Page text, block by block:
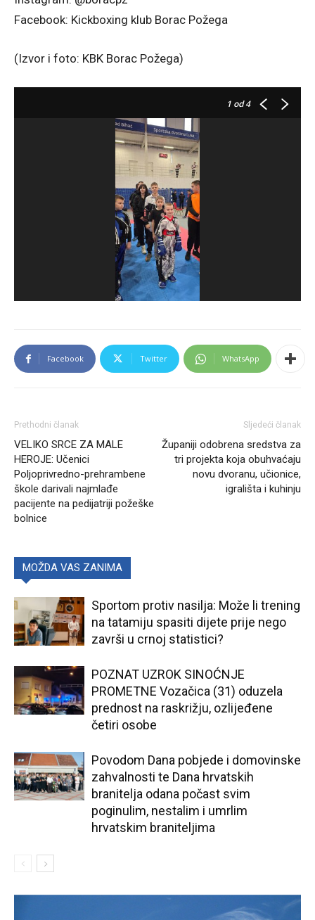
Facebook: Kickboxing klub Borac Požega
(Izvor i foto: KBK Borac Požega)
1 od 4
Facebook Twitter WhatsApp
Prethodni članak
VELIKO SRCE ZA MALE
HEROJE: Učenici
Poljoprivredno-prehrambene
škole darivali najmlađe
pacijente na pedijatriji požeške
bolnice
Sljedeći članak
Županiji odobrena sredstva za
tri projekta koja obuhvaćaju
novu dvoranu, učionice,
igrališta i kuhinju
MOŽDA VAS ZANIMA
Sportom protiv nasilja: Može li trening
na tatamiju spasiti dijete prije nego
završi u crnoj statistici?
POZNAT UZROK SINOĆNJE
PROMETNE Vozačica (31) oduzela
prednost na raskrižju, ozlijeđene
četiri osobe
Povodom Dana pobjede i domovinske
zahvalnosti te Dana hrvatskih
branitelja odana počast svim
poginulim, nestalim i umrlim
hrvatskim braniteljima